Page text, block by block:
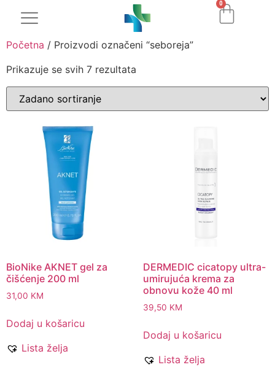
0
Početna / Proizvodi označeni “seboreja”
Prikazuje se svih 7 rezultata
BioNike AKNET gel za
čišćenje 200 ml
31,00 KM
Dodaj u košaricu
Lista želja
DERMEDIC cicatopy ultra-
umirujuća krema za
obnovu kože 40 ml
39,50 KM
Dodaj u košaricu
Lista želja